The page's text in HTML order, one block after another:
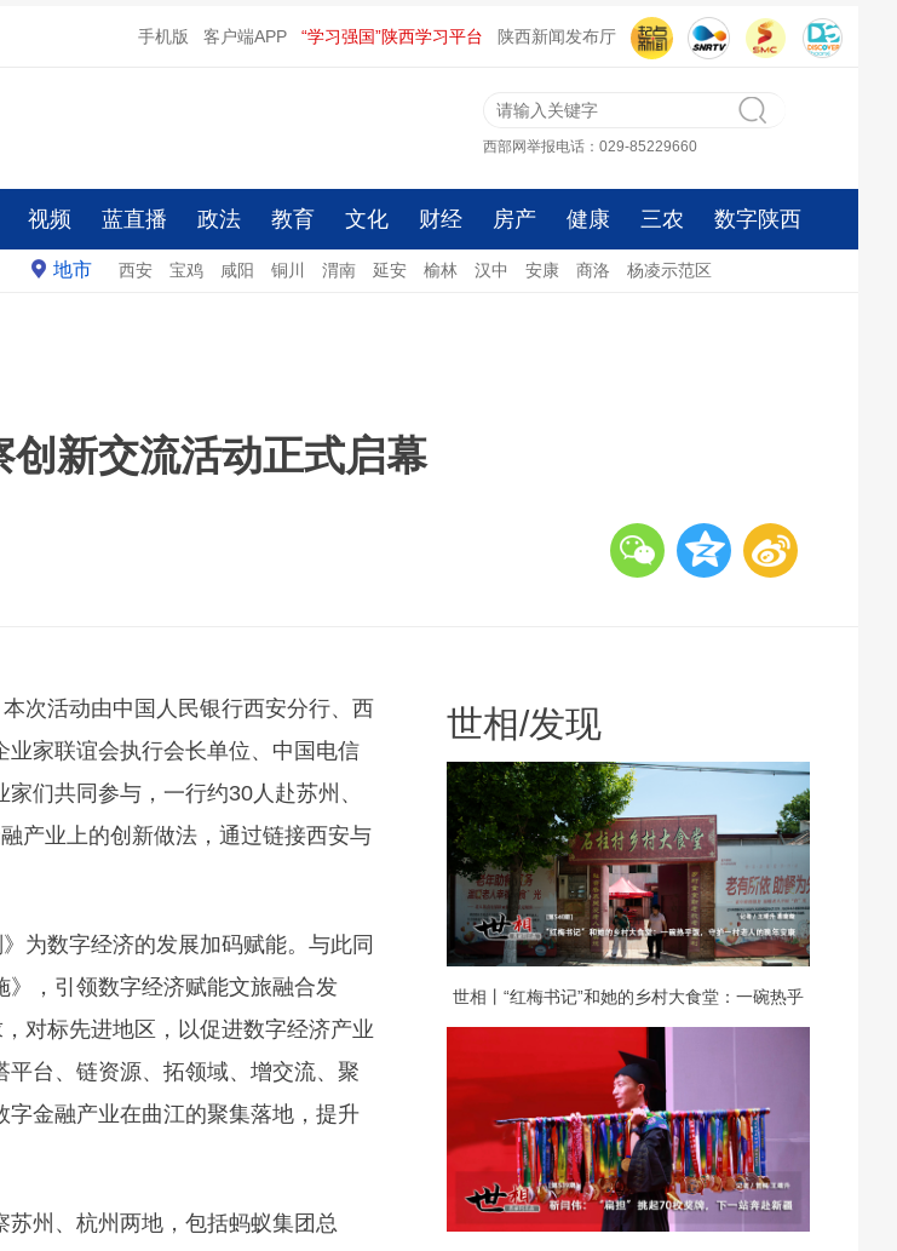
手机版 客户端APP “学习强国”陕西学习平台 陕西新闻发布厅
西部网举报电话：029-85229660
视频 蓝直播 政法 教育 文化 财经 房产 健康 三农 数字陕西
地市 西安 宝鸡 咸阳 铜川 渭南 延安 榆林 汉中 安康 商洛 杨凌示范区
创新交流活动正式启幕
次活动由中国人民银行西安分行、西
家联谊会执行会长单位、中国电信
们共同参与，一行约30人赴苏州、
产业上的创新做法，通过链接西安与
为数字经济的发展加码赋能。与此同
，引领数字经济赋能文旅融合发
对标先进地区，以促进数字经济产业
台、链资源、拓领域、增交流、聚
金融产业在曲江的聚集落地，提升
州、杭州两地，包括蚂蚁集团总
世相/发现
世相丨“红梅书记”和她的乡村大食堂：一碗热乎
饭，守护一村老人的晚年安康